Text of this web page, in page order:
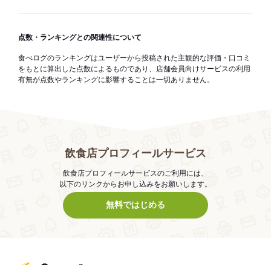
点数・ランキングとの関連性について
食べログのランキングはユーザーから投稿された主観的な評価・口コミ
をもとに算出した点数によるものであり、店舗会員向けサービスの利用
有無が点数やランキングに影響することは一切ありません。
飲食店プロフィールサービス
飲食店プロフィールサービスのご利用には、
以下のリンクからお申し込みをお願いします。
無料ではじめる